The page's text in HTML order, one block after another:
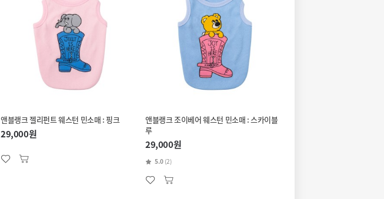
앤블랭크 젤리펀트 웨스턴 민소매 : 핑크
29,000원
앤블랭크 조이베어 웨스턴 민소매 : 스카이블
루
29,000원
5.0 (2)